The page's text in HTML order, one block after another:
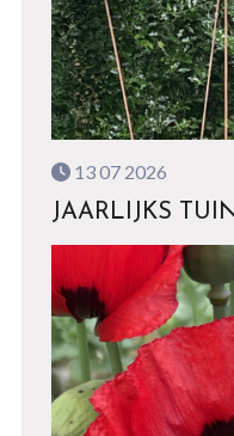
13 07 2026
JAARLIJKS